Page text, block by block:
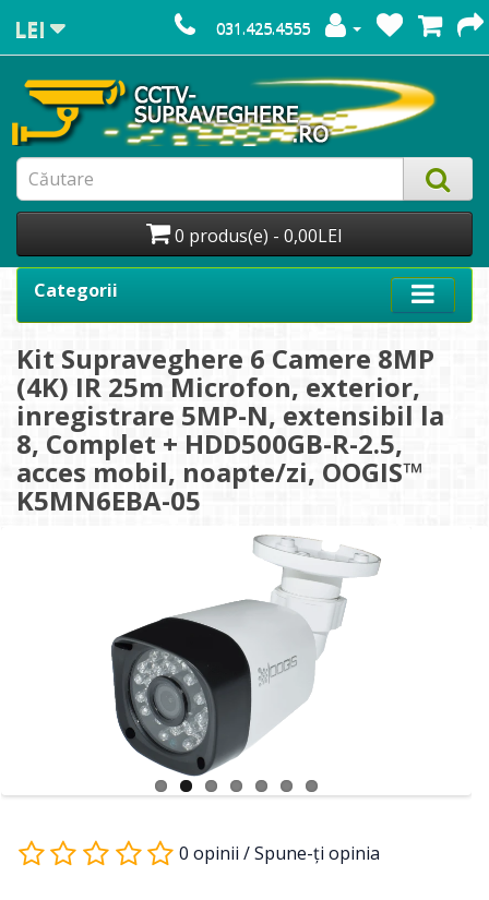
LEI 031.425.4555
0 produs(e) - 0,00LEI
Categorii
Kit Supraveghere 6 Camere 8MP
(4K) IR 25m Microfon, exterior,
inregistrare 5MP-N, extensibil la
8, Complet + HDD500GB-R-2.5,
acces mobil, noapte/zi, OOGIS™
K5MN6EBA-05
0 opinii /Spune-ţi opinia